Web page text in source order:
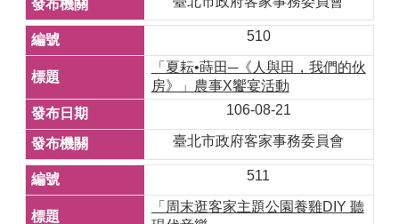
510
「夏耘•蒔田─《人與田，我們的伙
房》」農事X饗宴活動
106-08-21
臺北市政府客家事務委員會
511
「周末逛客家主題公園養雞DIY 聽